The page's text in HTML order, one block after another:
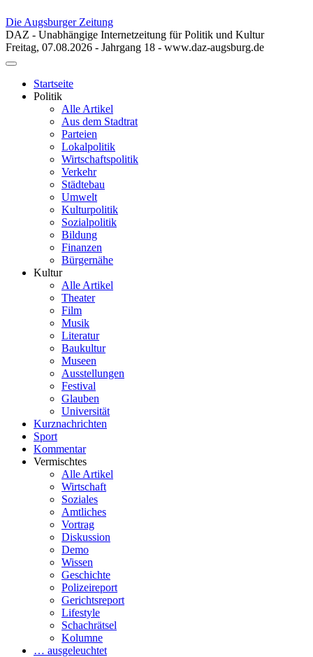
Die Augsburger Zeitung
DAZ - Unabhängige Internetzeitung für Politik und Kultur
Freitag, 07.08.2026 - Jahrgang 18 - www.daz-augsburg.de
Toggle
navigationStartseite
Politik
Alle Artikel
Aus dem Stadtrat
Parteien
Lokalpolitik
Wirtschaftspolitik
Verkehr
Städtebau
Umwelt
Kulturpolitik
Sozialpolitik
Bildung
Finanzen
Bürgernähe
Kultur
Alle Artikel
Theater
Film
Musik
Literatur
Baukultur
Museen
Ausstellungen
Festival
Glauben
Universität
Kurznachrichten
Sport
Kommentar
Vermischtes
Alle Artikel
Wirtschaft
Soziales
Amtliches
Vortrag
Diskussion
Demo
Wissen
Geschichte
Polizeireport
Gerichtsreport
Lifestyle
Schachrätsel
Kolumne
… ausgeleuchtet